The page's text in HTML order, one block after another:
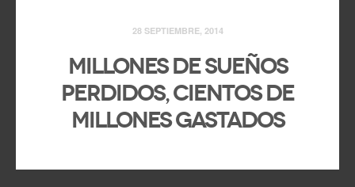
28 SEPTIEMBRE, 2014
Millones de sueños
perdidos, cientos de
millones gastados